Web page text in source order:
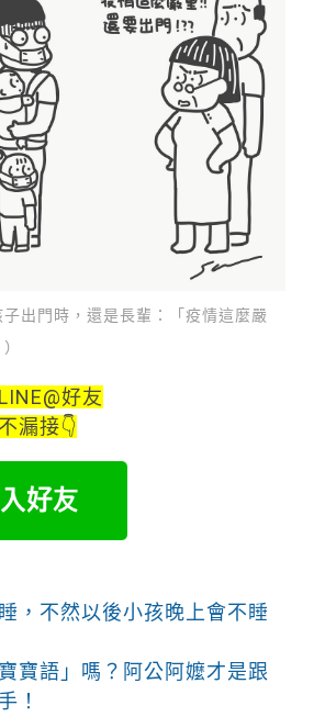
子出門時，還是長輩：「疫情這麼嚴
好友
漏接👇
，不然以後小孩晚上會不睡
寶語」嗎？阿公阿嬤才是跟
！